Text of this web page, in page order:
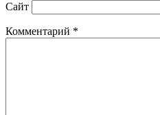
Сайт
Комментарий *